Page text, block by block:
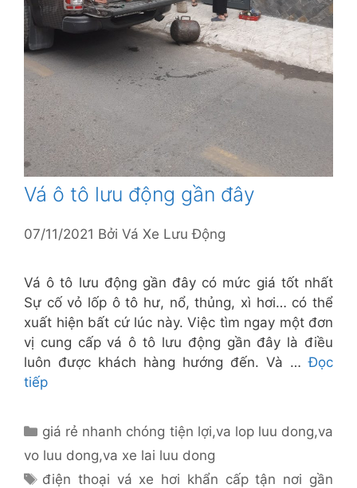
Vá ô tô lưu động gần đây
07/11/2021 Bởi Vá Xe Lưu Động
Vá ô tô lưu động gần đây có mức giá tốt nhất
Sự cố vỏ lốp ô tô hư, nổ, thủng, xì hơi… có thể
xuất hiện bất cứ lúc này. Việc tìm ngay một đơn
vị cung cấp vá ô tô lưu động gần đây là điều
luôn được khách hàng hướng đến. Và …Đọc
tiếp
Danh
mục
giá rẻ nhanh chóng tiện lợi,va lop luu dong,va
vo luu dong,va xe lai luu dong
Thẻ
điện thoại vá xe hơi khẩn cấp tận nơi gần